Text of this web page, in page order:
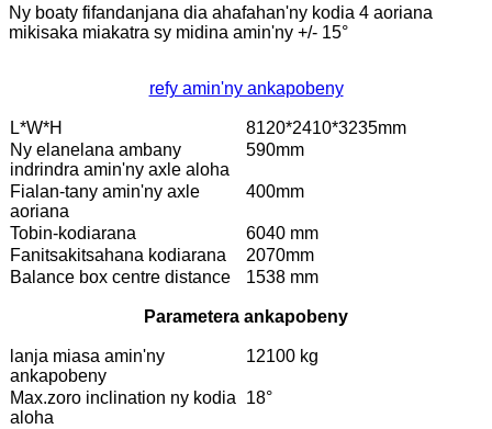
Ny boaty fifandanjana dia ahafahan'ny kodia 4 aoriana
mikisaka miakatra sy midina amin'ny +/- 15°
refy amin'ny ankapobeny
L*W*H
8120*2410*3235mm
Ny elanelana ambany
indrindra amin'ny axle aloha
590mm
Fialan-tany amin'ny axle
aoriana
400mm
Tobin-kodiarana
6040 mm
Fanitsakitsahana kodiarana
2070mm
Balance box centre distance
1538 mm
Parametera ankapobeny
lanja miasa amin'ny
ankapobeny
12100 kg
Max.zoro inclination ny kodia
aloha
18°